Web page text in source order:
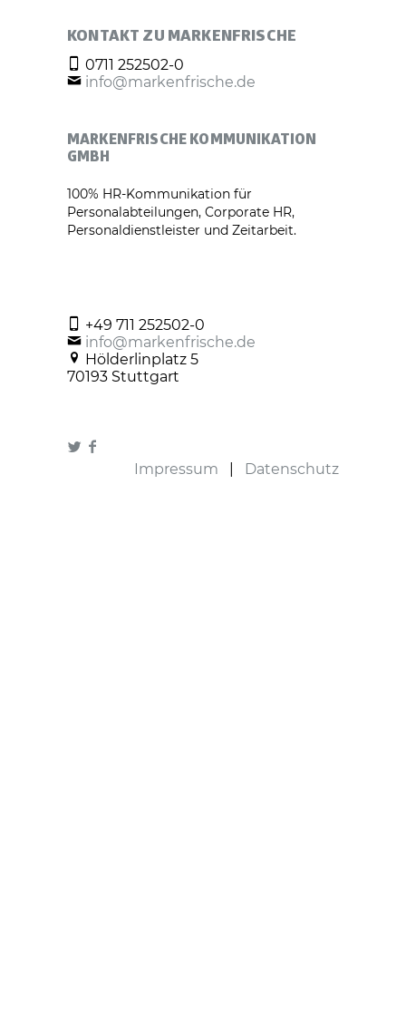
KONTAKT ZU MARKENFRISCHE
0711 252502-0
info@markenfrische.de
MARKENFRISCHE KOMMUNIKATION
GMBH
100% HR-Kommunikation für
Personalabteilungen, Corporate HR,
Personaldienstleister und Zeitarbeit.
+49 711 252502-0
info@markenfrische.de
Hölderlinplatz 5
70193 Stuttgart
Impressum Datenschutz